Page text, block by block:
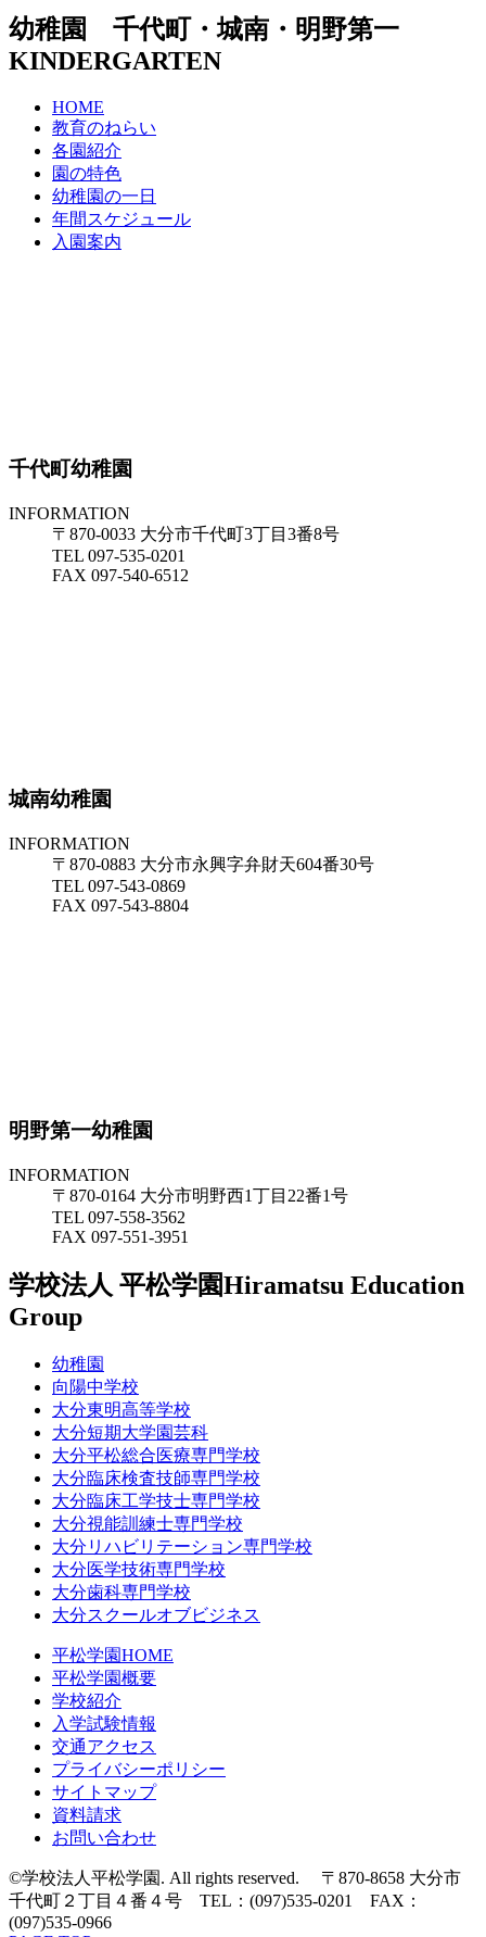
幼稚園 千代町・城南・明野第一
KINDERGARTEN
HOME
教育のねらい
各園紹介
園の特色
幼稚園の一日
年間スケジュール
入園案内
千代町幼稚園
INFORMATION
〒870-0033 大分市千代町3丁目3番8号
TEL 097-535-0201
FAX 097-540-6512
城南幼稚園
INFORMATION
〒870-0883 大分市永興字弁財天604番30号
TEL 097-543-0869
FAX 097-543-8804
明野第一幼稚園
INFORMATION
〒870-0164 大分市明野西1丁目22番1号
TEL 097-558-3562
FAX 097-551-3951
学校法人 平松学園Hiramatsu Education
Group
幼稚園
向陽中学校
大分東明高等学校
大分短期大学園芸科
大分平松総合医療専門学校
大分臨床検査技師専門学校
大分臨床工学技士専門学校
大分視能訓練士専門学校
大分リハビリテーション専門学校
大分医学技術専門学校
大分歯科専門学校
大分スクールオブビジネス
平松学園HOME
平松学園概要
学校紹介
入学試験情報
交通アクセス
プライバシーポリシー
サイトマップ
資料請求
お問い合わせ
©学校法人平松学園. All rights reserved. 〒870-8658 大分市
千代町２丁目４番４号 TEL：(097)535-0201 FAX：
(097)535-0966